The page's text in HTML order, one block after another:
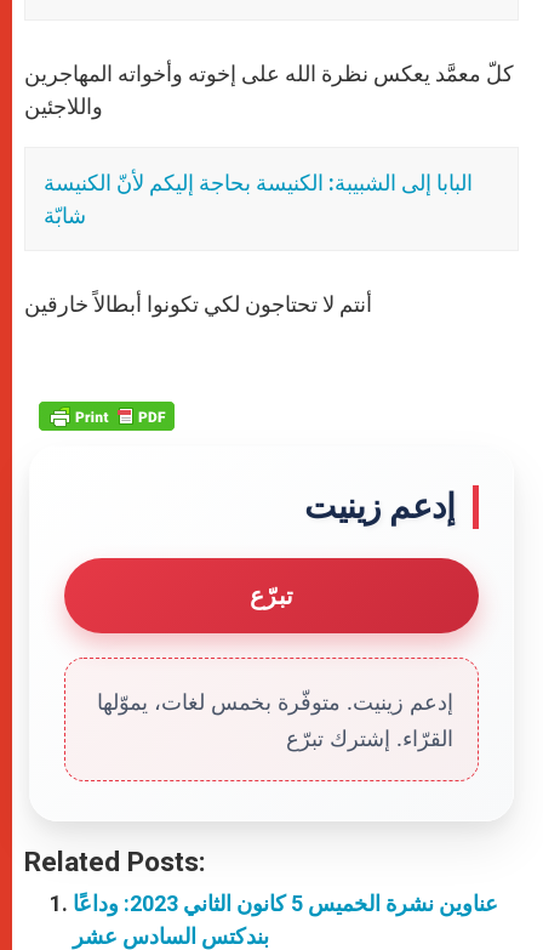
كلّ معمَّد يعكس نظرة الله على إخوته وأخواته المهاجرين
واللاجئين
البابا إلى الشبيبة: الكنيسة بحاجة إليكم لأنّ الكنيسة
شابّة
أنتم لا تحتاجون لكي تكونوا أبطالاً خارقين
إدعم زينيت
تبرّع
إدعم زينيت. متوفّرة بخمس لغات، يموّلها
القرّاء. إشترك تبرّع
Related Posts:
عناوين نشرة الخميس 5 كانون الثاني 2023: وداعًا
بندكتس السادس عشر